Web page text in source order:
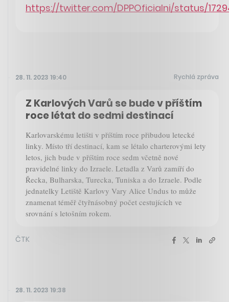
https://twitter.com/DPPOficialni/status/
28. 11. 2023 19:40 Rychlá zpráva
Z Karlových Varů se bude v příštím
roce létat do sedmi destinací
Karlovarskému letišti v příštím roce přibudou letecké
linky. Místo tří destinací, kam se létalo charterovými lety
letos, jich bude v příštím roce sedm včetně nové
pravidelné linky do Izraele. Letadla z Varů zamíří do
Řecka, Bulharska, Turecka, Tuniska a do Izraele. Podle
jednatelky Letiště Karlovy Vary Alice Undus to může
znamenat téměř čtyřnásobný počet cestujících ve
srovnání s letošním rokem.
ČTK
28. 11. 2023 19:38